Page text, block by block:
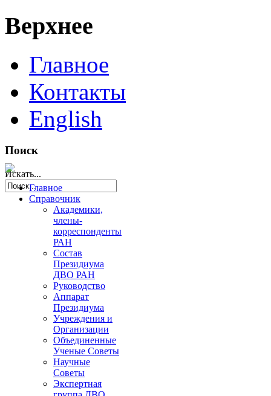
Верхнее
Главное
Контакты
English
Поиск
Искать...
Главное
Справочник
Академики,
члены-
корреспонденты
РАН
Состав
Президиума
ДВО РАН
Руководство
Аппарат
Президиума
Учреждения и
Организации
Объединенные
Ученые Советы
Научные
Советы
Экспертная